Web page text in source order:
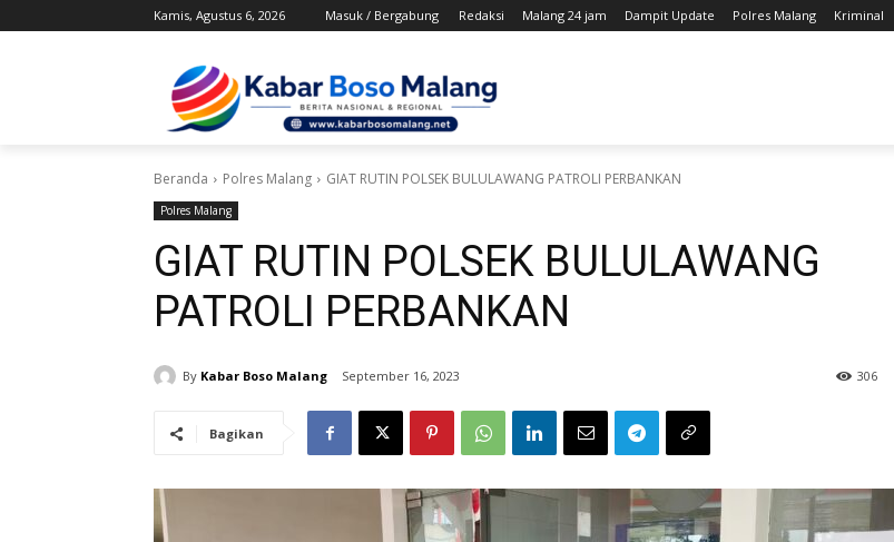
Kamis, Agustus 6, 2026 Masuk / Bergabung Redaksi Malang 24 jam Dampit Update Polres Malang Kriminal
Beranda Polres Malang GIAT RUTIN POLSEK BULULAWANG PATROLI PERBANKAN
Polres Malang
GIAT RUTIN POLSEK BULULAWANG
PATROLI PERBANKAN
By Kabar Boso Malang September 16, 2023 306
Bagikan